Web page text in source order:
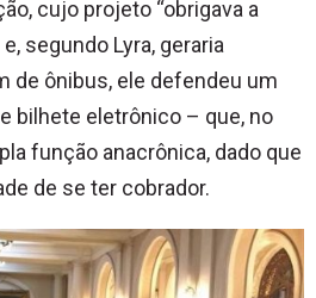
cujo projeto “obrigava a
segundo Lyra, geraria
de ônibus, ele defendeu um
bilhete eletrônico – que, no
função anacrônica, dado que
de se ter cobrador.